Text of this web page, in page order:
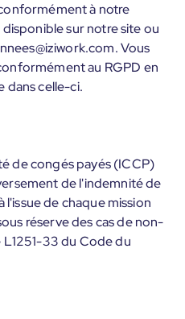
à notre
sur notre site ou
Vous
au RGPD en
dans celle-ci.
de congés payés (ICCP)
de l'indemnité de
l'issue de chaque mission
réserve des cas de non-
33 du Code du